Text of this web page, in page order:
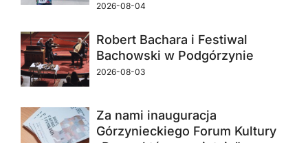
2026-08-04
Robert Bachara i Festiwal
Bachowski w Podgórzynie
2026-08-03
Za nami inauguracja
Górzynieckiego Forum Kultury